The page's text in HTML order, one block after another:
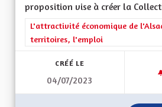
proposition vise à créer la
Filtrer les résultats de la
L'attractivité économique de
territoires, l'emploi
CRÉÉ LE
04/07/2023